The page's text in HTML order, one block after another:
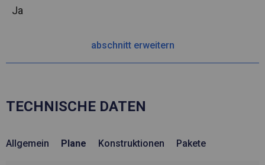
Ja
abschnitt erweitern
TECHNISCHE DATEN
Allgemein Plane Konstruktionen Pakete